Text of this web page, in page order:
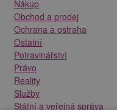
Nákup
Obchod a prodej
Ochrana a ostraha
Ostatní
Potravinářství
Právo
Reality
Služby
Státní a veřejná správa